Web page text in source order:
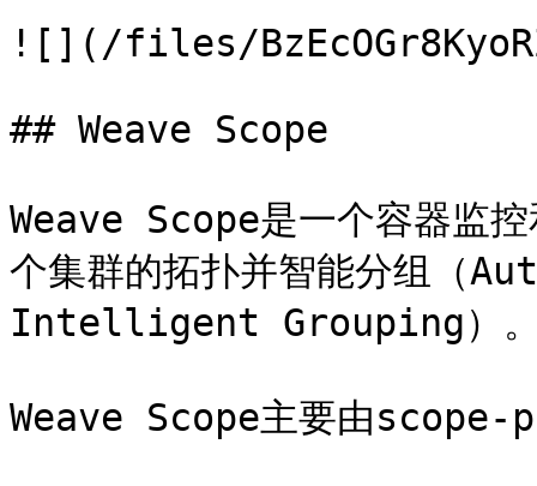
![](/files/
## Weave Scope
Weave Scope是一个容器监
个集群的拓扑并智能分组
Intelligent Grouping）
Weave Scope主要由